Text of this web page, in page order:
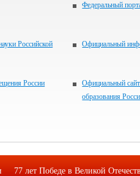
Федеральный
Российской
Официальный
России
Официальный
образования
77 лет Победе в Великой